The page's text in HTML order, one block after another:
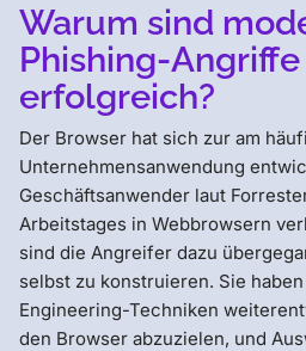
Warum sind
Phishing-Angriffe
erfolgreich?
Der Browser hat sich zur am
Unternehmensanwendung
Geschäftsanwender laut
Arbeitstages in Webbrowsern
sind die Angreifer dazu
selbst zu konstruieren. Sie
Engineering-Techniken
den Browser abzuzielen, und